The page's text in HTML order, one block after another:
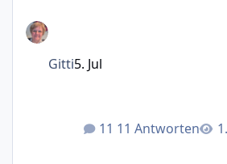
11 Antworten
Gitti5. Jul